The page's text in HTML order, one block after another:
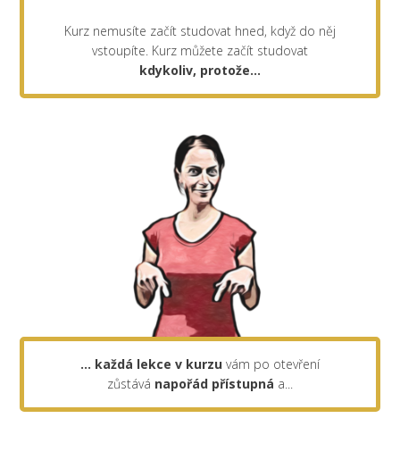
Kurz nemusíte začít studovat hned, když do něj
vstoupíte. Kurz můžete začít studovat
kdykoliv, protože...
... každá lekce v kurzu vám po otevření
zůstává napořád přístupná a...